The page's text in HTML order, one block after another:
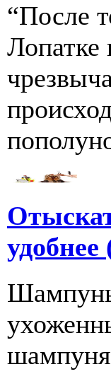
“После
Лопатке
удобнее
Шампунь
шампуня